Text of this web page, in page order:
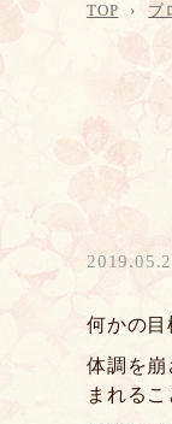
TOP ブ
何かの目
体調を
まれるこ